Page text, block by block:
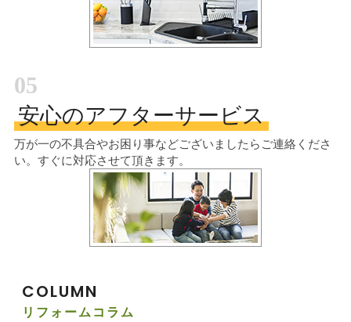
05
安心のアフターサービス
万が一の不具合やお困り事などございましたらご連絡くださ
い。すぐに対応させて頂きます。
COLUMN
リフォームコラム